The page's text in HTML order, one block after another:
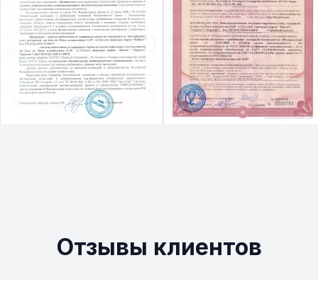
Отзывы клиентов